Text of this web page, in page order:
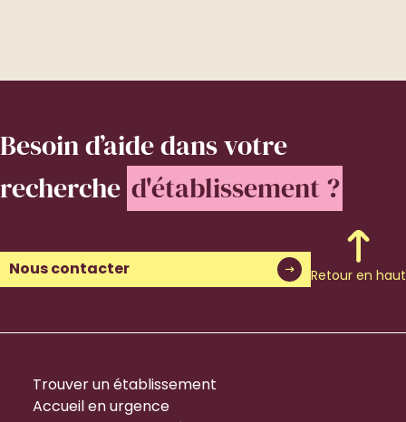
Besoin d’aidedans votre
recherche d'établissement ?
Nous contacter Retour en haut
Trouver un établissement
Accueil en urgence